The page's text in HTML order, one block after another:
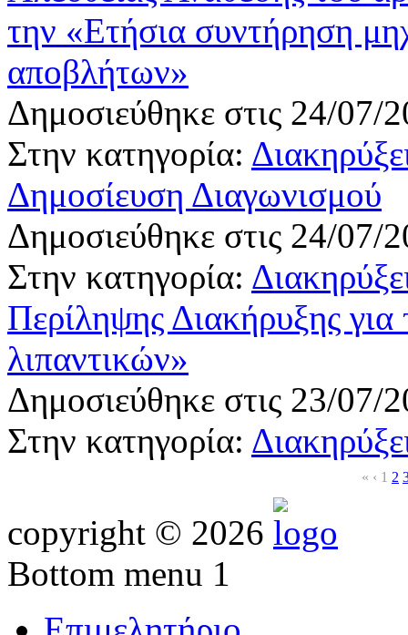
την «Eτήσια συντήρηση
αποβλήτων»
Δημοσιεύθηκε στις 24/07/
Στην κατηγορία:
Δημοσίευση Διαγωνισμού
Δημοσιεύθηκε στις 24/07/
Στην κατηγορία:
Περίληψης Διακήρυξης
λιπαντικών»
Δημοσιεύθηκε στις 23/07/
Στην κατηγορία:
« ‹ 1 2
copyright © 2026
Bottom menu 1